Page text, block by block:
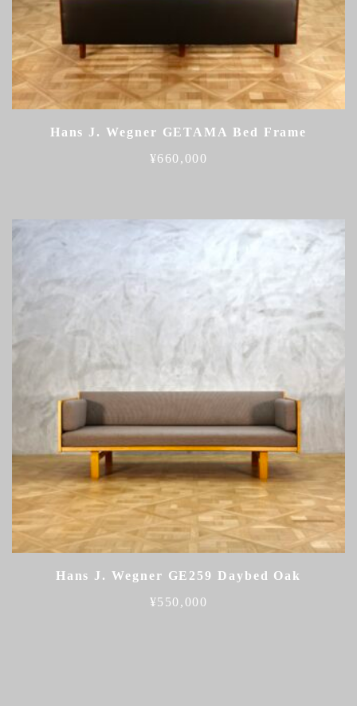
Hans J. Wegner GETAMA Bed Frame
¥660,000
Hans J. Wegner GE259 Daybed Oak
¥550,000